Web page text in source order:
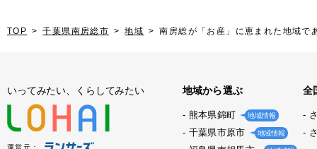
TOP 千葉県南房総市 地域 南房総が「お産」に恵まれた地域で
いってみたい、くらしてみたい
運営元：
地域から選ぶ
熊本県錦町 地域情報
千葉県市原市 地域情報
全